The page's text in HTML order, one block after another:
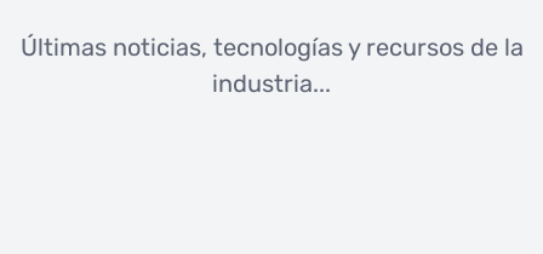
Últimas noticias, tecnologías y recursos de la
industria...